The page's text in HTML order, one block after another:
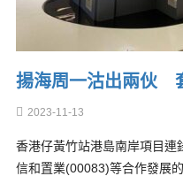
揚海周一沽出兩伙
2023-11-13
香港仔黃竹站港島南岸項目
信和置業(00083)等合作發展